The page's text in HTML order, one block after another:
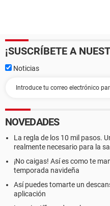
¡SUSCRÍBETE A
Noticias
NOVEDADES
La regla de los 10 mil pasos.
realmente necesario para la
¡No caigas! Así es como te
temporada navideña
Así puedes tomarte un
aplicación